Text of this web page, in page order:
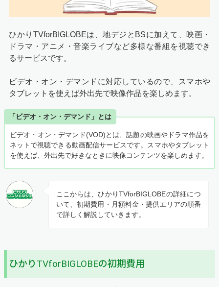
ひかりTVforBIGLOBEは、地デジとBSに加えて、映画・
ドラマ・アニメ・音楽ライブなど多様な番組を視聴でき
るサービスです。
ビデオ・オン・デマンドに対応しているので、スマホや
タブレットを使えば外出先で映像作品を楽しめます。
「ビデオ・オン・デマンド」とは
ビデオ・オン・デマンド(VOD)とは、話題の映画やドラマ作品を
ネットで視聴できる動画配信サービスです。スマホやタブレット
を使えば、外出先で好きなときに映像コンテンツを楽しめます。
ここからは、ひかりTVforBIGLOBEの詳細につ
いて、初期費用・月額料金・提供エリアの順番
で詳しく解説していきます。
ひかりTVforBIGLOBEの初期費用